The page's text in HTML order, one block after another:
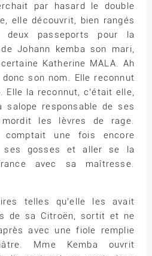
par hasard le double
elle découvrit, bien rangés
deux passeports pour la
Johann kemba son mari,
Katherine MALA. Ah
son nom. Elle reconnut
Elle la reconnut, c’était elle,
responsable de ses
mordit les lèvres de rage.
comptait une fois encore
ses gosses et aller se la
avec sa maîtresse.
telles qu’elle les avait
de sa Citroën, sortit et ne
avec une fiole remplie
Mme Kemba ouvrit